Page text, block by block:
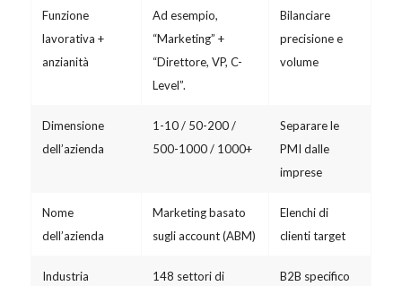
Funzione
lavorativa +
anzianità
Ad esempio,
“Marketing” +
“Direttore, VP, C-
Level”.
Bilanciare
precisione e
volume
Dimensione
dell’azienda
1-10 / 50-200 /
500-1000 / 1000+
Separare le
PMI dalle
imprese
Nome
dell’azienda
Marketing basato
sugli account (ABM)
Elenchi di
clienti target
Industria
148 settori di
B2B specifico